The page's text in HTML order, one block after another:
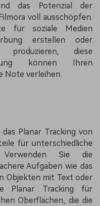
das Potenzial der
voll ausschöpfen.
für soziale Medien
erstellen oder
produzieren, diese
können Ihren
Note verleihen.
Planar Tracking von
für unterschiedliche
Verwenden Sie die
Aufgaben wie das
Objekten mit Text oder
Planar Tracking für
Oberflächen, die die